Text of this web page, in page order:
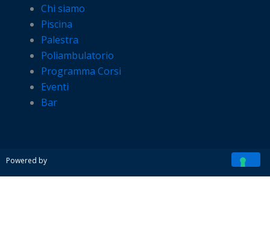
Chi siamo
Piscina
Palestra
Poliambulatorio
Programma Corsi
Eventi
Bar
Powered by